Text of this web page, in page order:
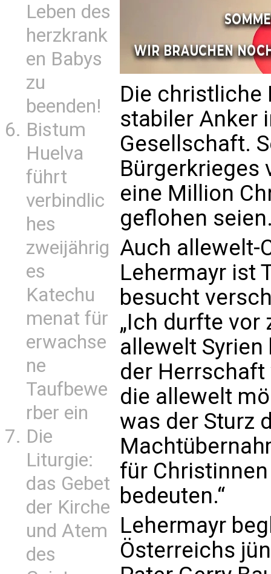
Leben des
herzkrank
en Babys
zu
beenden!
Bistum
Huelva
führt
verbindlic
hes
zweijährig
es
Katechu
menat für
erwachse
ne
Taufbewe
rber ein
Die
Liturgie:
das Gebet
der Kirche
und Atem
des
Die christliche
stabiler Anker
Gesellschaft.
Bürgerkrieges
eine Million
geflohen
Auch allewelt-
Lehermayr ist
besucht
„Ich durfte vor
allewelt
der Herrschaft
die allewelt
was der Sturz
für
bedeuten.“
Lehermayr
Österreichs